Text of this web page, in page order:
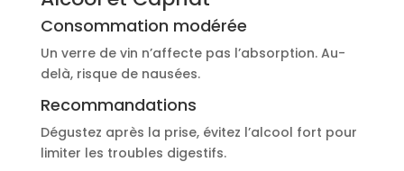
Consommation modérée
Un verre de vin n’affecte pas l’absorption. Au-
delà, risque de nausées.
Recommandations
Dégustez après la prise, évitez l’alcool fort pour
limiter les troubles digestifs.